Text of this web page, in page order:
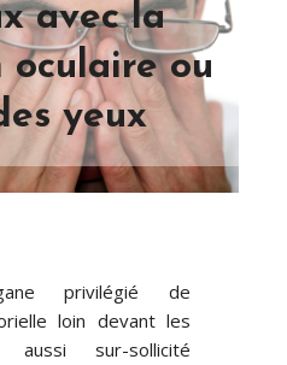
avec la
ou
yeux
privilégié de
loin devant les
sur-sollicité